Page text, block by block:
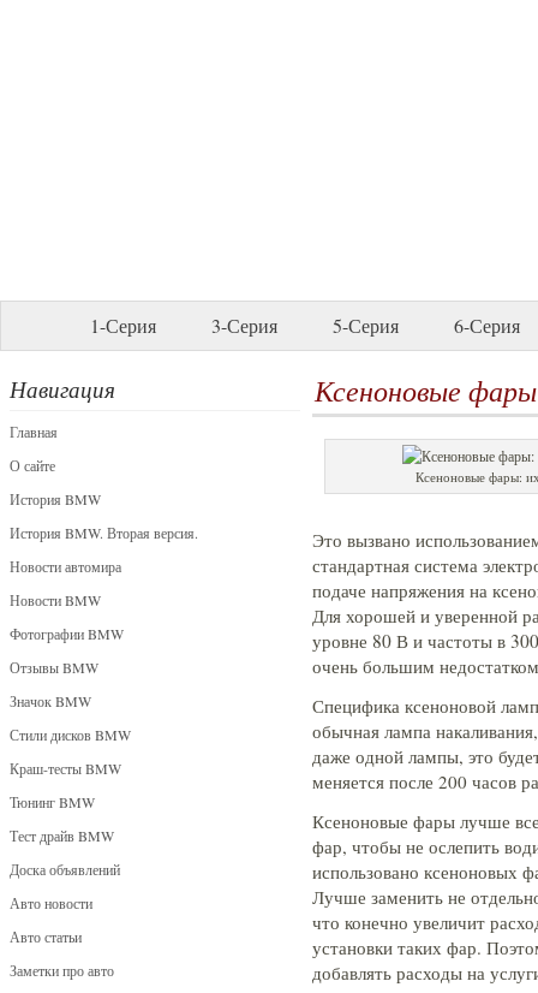
1-Серия 3-Серия 5-Серия 6-Серия
Навигация
Главная
О сайте
История BMW
История BMW. Вторая версия.
Новости автомира
Новости BMW
Фотографии BMW
Отзывы BMW
Значок BMW
Стили дисков BMW
Краш-тесты BMW
Тюнинг BMW
Тест драйв BMW
Доска объявлений
Авто новости
Авто статьи
Заметки про авто
Ксеноновые
Ксеноновые фары:
Это вызвано
стандартная система
подаче напряжения на
Для хорошей и уверенной
уровне 80 В и частоты в
очень большим
Специфика ксеноновой
обычная лампа
даже одной лампы, это
меняется после 200 часов
Ксеноновые фары лучше
фар, чтобы не ослепить
использовано ксеноновых
Лучше заменить не
что конечно увеличит
установки таких фар.
добавлять расходы на